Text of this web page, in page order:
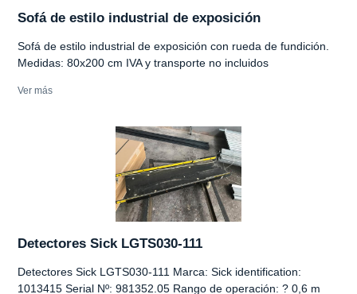
Sofá de estilo industrial de exposición
Sofá de estilo industrial de exposición con rueda de fundición.
Medidas: 80x200 cm IVA y transporte no incluidos
Ver más
Detectores Sick LGTS030-111
Detectores Sick LGTS030-111 Marca: Sick identification:
1013415 Serial Nº: 981352.05 Rango de operación: ? 0,6 m